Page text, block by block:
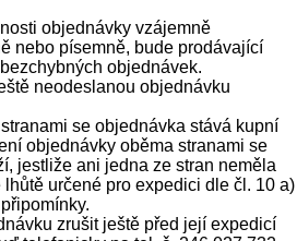
objednávky vzájemně
nebo písemně, bude prodávající
objednávek.
neodeslanou objednávku
se objednávka stává kupní
objednávky oběma stranami se
jestliže ani jedna ze stran neměla
určené pro expedici dle čl. 10 a)
zrušit ještě před její expedicí